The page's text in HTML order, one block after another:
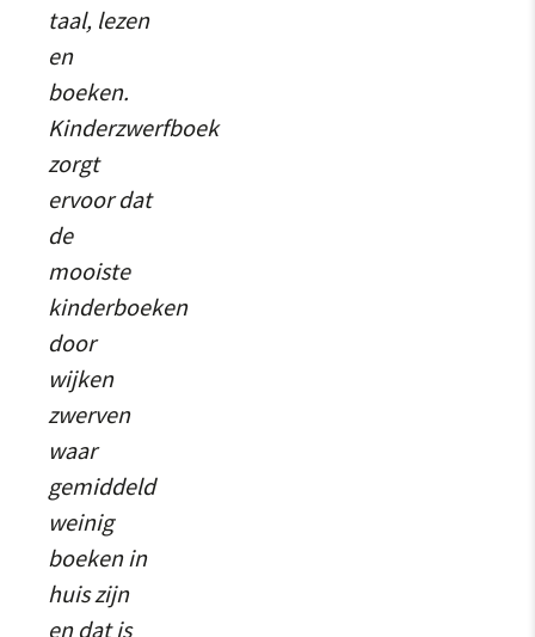
taal, lezen
en
boeken.
Kinderzwerfboek
zorgt
ervoor dat
de
mooiste
kinderboeken
door
wijken
zwerven
waar
gemiddeld
weinig
boeken in
huis zijn
en dat is